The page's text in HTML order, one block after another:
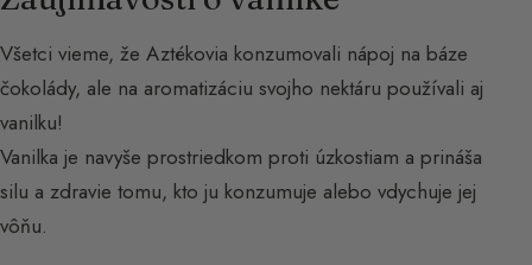
Všetci vieme, že Aztékovia konzumovali nápoj na báze
čokolády, ale na aromatizáciu svojho nektáru používali aj
vanilku!
Vanilka je navyše prostriedkom proti úzkostiam a prináša
silu a zdravie tomu, kto ju konzumuje alebo vdychuje jej
vôňu.